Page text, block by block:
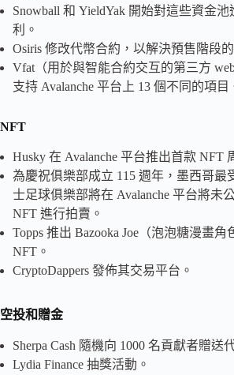
Snowball 和 YieldYak 開始對這些資金
利。
Osiris 修改代幣合約，以解決預售階段的
Vfat（用於與智能合約交互的第三方
支持 Avalanche 平台上 13 個不同的項目
NFT
Husky 在 Avalanche 平台推出首款 NFT
為慶祝俱樂部成立 115 週年，墨西哥最
士足球俱樂部將在 Avalanche 平台將未
NFT 進行拍賣。
Topps 推出 Bazooka Joe（泡泡糖漫畫角
NFT。
CryptoDappers 發佈其交易平台。
空投和贈金
Sherpa Cash 隨機向 1000 名貢獻者贈送
Lydia Finance 抽獎活動。